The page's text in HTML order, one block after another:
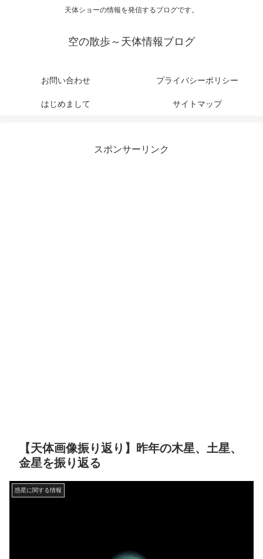
天体ショーの情報を発信するブログです。
空の散歩～天体情報ブログ
お問い合わせ プライバシーポリシー
はじめまして サイトマップ
スポンサーリンク
【天体画像振り返り】昨年の木星、土星、
金星を振り返る
惑星に関する情報